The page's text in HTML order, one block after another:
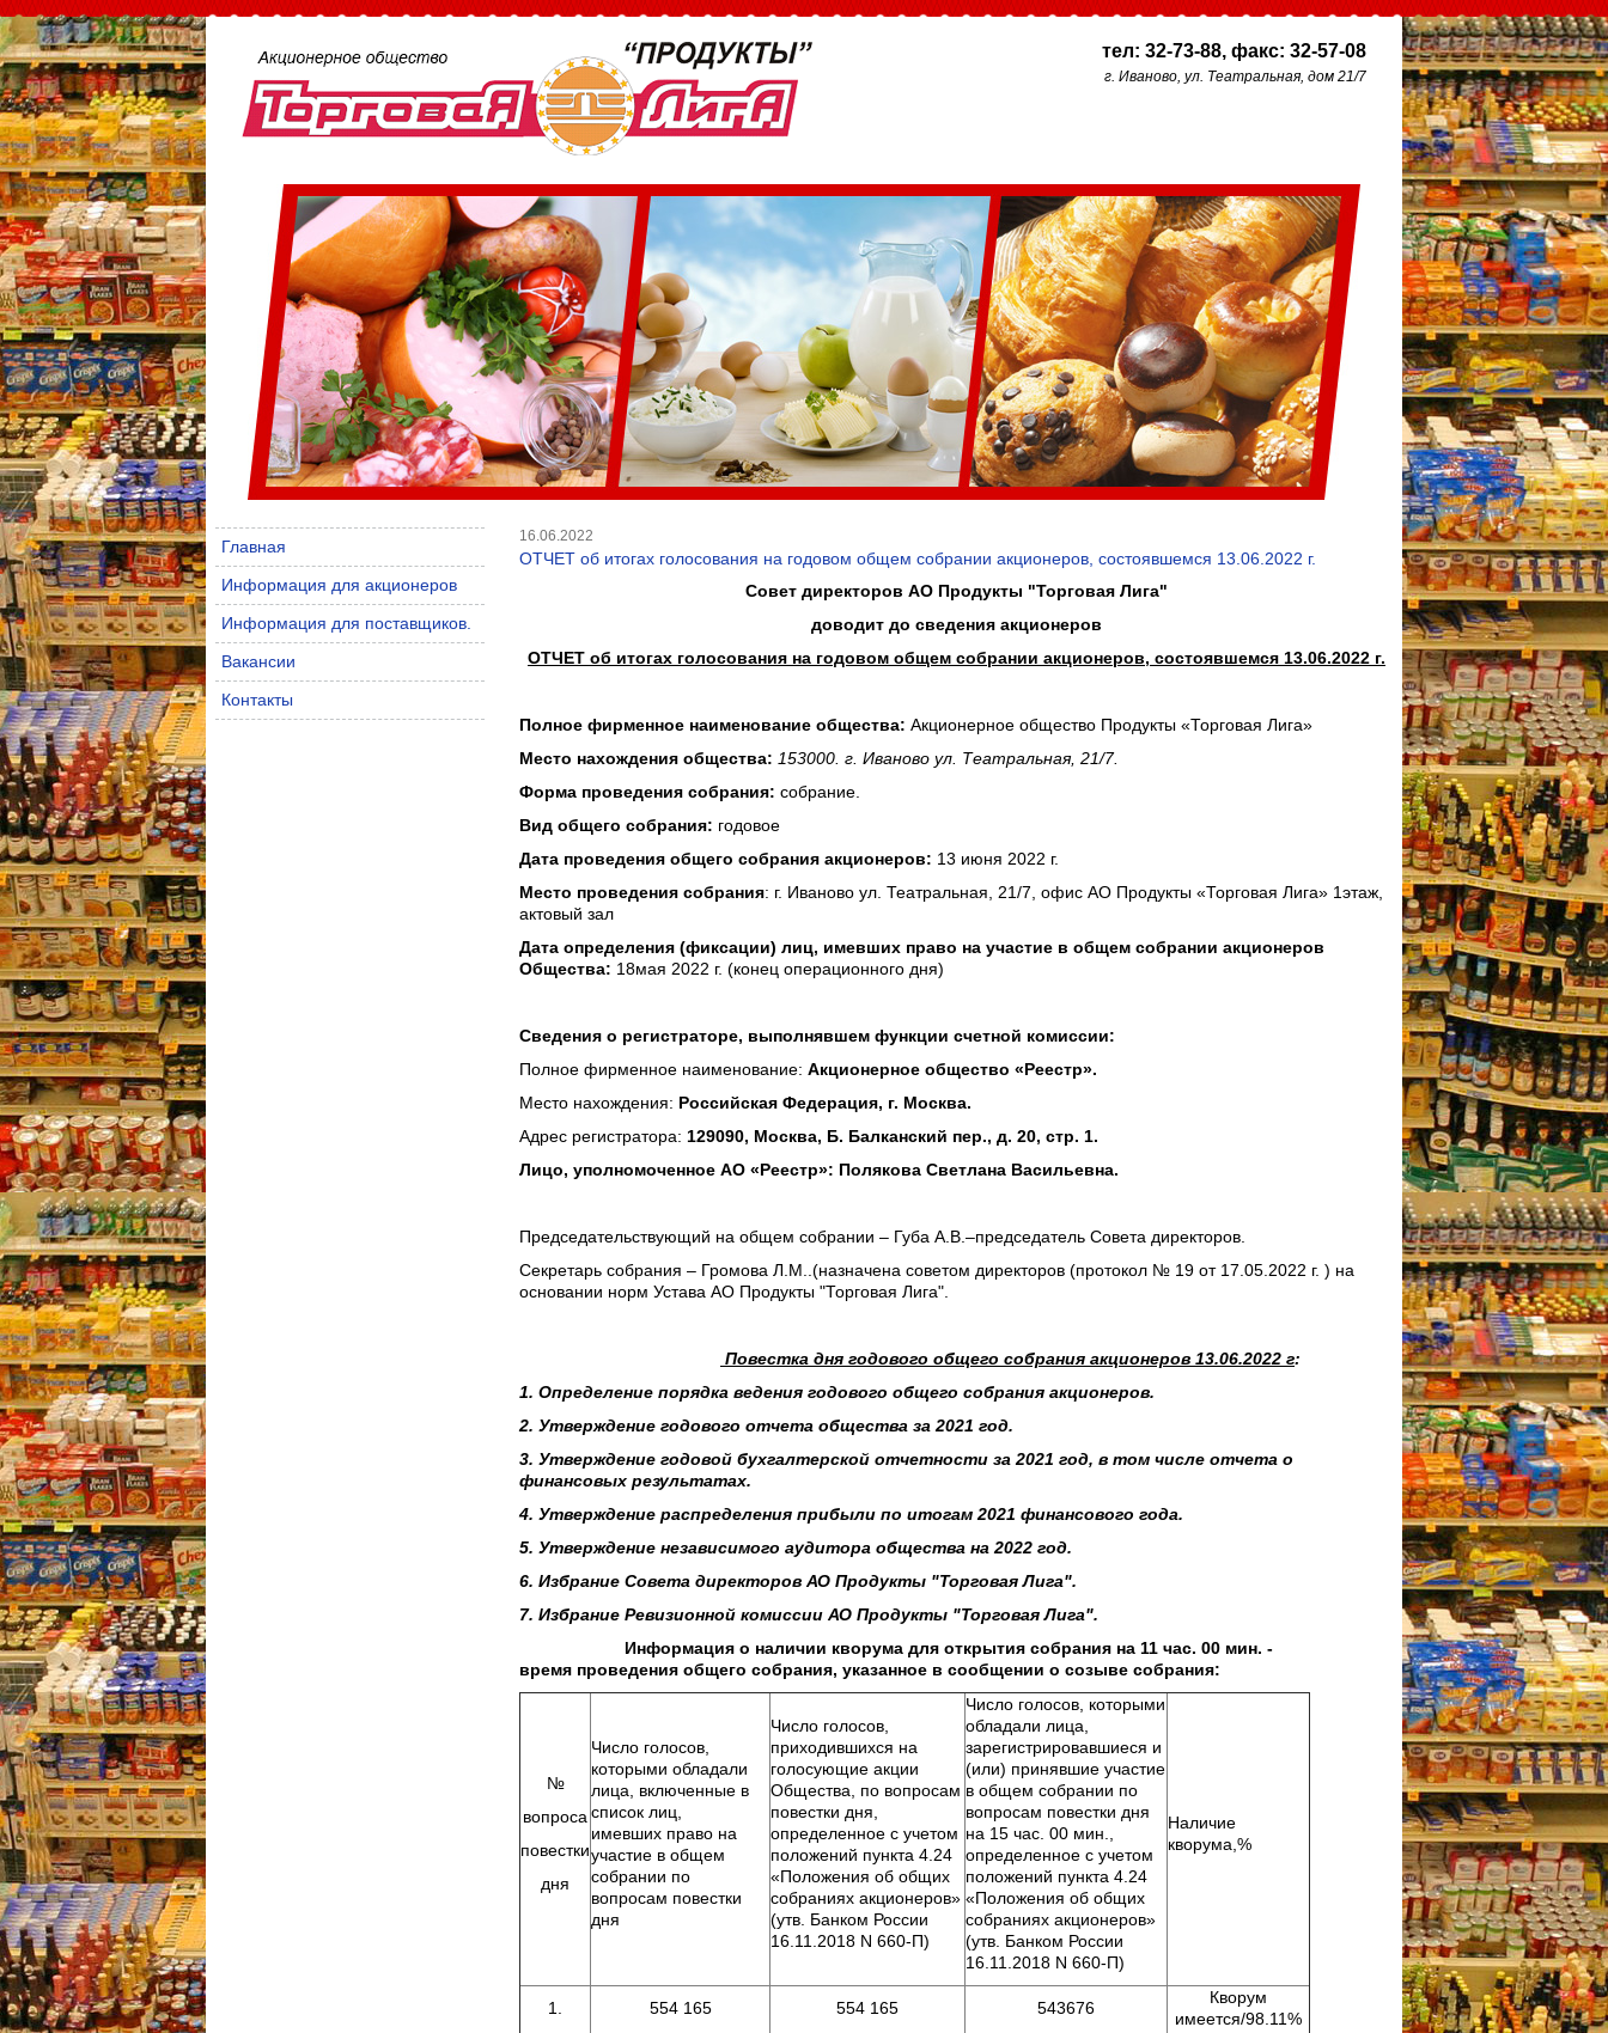
тел: 32-73-88, факс: 32-57-08
г. Иваново, ул. Театральная, дом 21/7
Главная
Информация для акционеров
Информация для поставщиков.
Вакансии
Контакты
16.06.2022
ОТЧЕТ об итогах голосования на годовом общем собрании акционеров, состоявшемся 13.06.2022 г.
Совет директоров АО Продукты "Торговая Лига"
доводит до сведения акционеров
ОТЧЕТ об итогах голосования на годовом общем собрании акционеров, состоявшемся 13.06.2022 г.
Полное фирменное наименование общества: Акционерное общество Продукты «Торговая Лига»
Место нахождения общества: 153000. г. Иваново ул. Театральная, 21/7.
Форма проведения собрания: собрание.
Вид общего собрания: годовое
Дата проведения общего собрания акционеров: 13 июня 2022 г.
Место проведения собрания: г. Иваново ул. Театральная, 21/7, офис АО Продукты «Торговая Лига» 1этаж,
актовый зал
Дата определения (фиксации) лиц, имевших право на участие в общем собрании акционеров
Общества: 18мая 2022 г. (конец операционного дня)
Сведения о регистраторе, выполнявшем функции счетной комиссии:
Полное фирменное наименование: Акционерное общество «Реестр».
Место нахождения: Российская Федерация, г. Москва.
Адрес регистратора: 129090, Москва, Б. Балканский пер., д. 20, стр. 1.
Лицо, уполномоченное АО «Реестр»: Полякова Светлана Васильевна.
Председательствующий на общем собрании – Губа А.В.–председатель Совета директоров.
Секретарь собрания – Громова Л.М..(назначена советом директоров (протокол № 19 от 17.05.2022 г. ) на
основании норм Устава АО Продукты "Торговая Лига".
Повестка дня годового общего собрания акционеров 13.06.2022 г:
1. Определение порядка ведения годового общего собрания акционеров.
2. Утверждение годового отчета общества за 2021 год.
3. Утверждение годовой бухгалтерской отчетности за 2021 год, в том числе отчета о
финансовых результатах.
4. Утверждение распределения прибыли по итогам 2021 финансового года.
5. Утверждение независимого аудитора общества на 2022 год.
6. Избрание Совета директоров АО Продукты "Торговая Лига".
7. Избрание Ревизионной комиссии АО Продукты "Торговая Лига".
Информация о наличии кворума для открытия собрания на 11 час. 00 мин. -
время проведения общего собрания, указанное в сообщении о созыве собрания:
№
вопроса
повестки
дня
Число голосов,
которыми обладали
лица, включенные в
список лиц,
имевших право на
участие в общем
собрании по
вопросам повестки
дня
Число голосов,
приходившихся на
голосующие акции
Общества, по вопросам
повестки дня,
определенное с учетом
положений пункта 4.24
«Положения об общих
собраниях акционеров»
(утв. Банком России
16.11.2018 N 660-П)
Число голосов, которыми
обладали лица,
зарегистрировавшиеся и
(или) принявшие участие
в общем собрании по
вопросам повестки дня
на 15 час. 00 мин.,
определенное с учетом
положений пункта 4.24
«Положения об общих
собраниях акционеров»
(утв. Банком России
16.11.2018 N 660-П)
Наличие
кворума,%
1. 554 165 554 165 543676
Кворум
имеется/98.11%